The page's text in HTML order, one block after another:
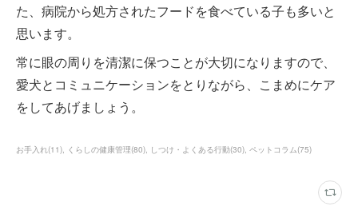
た、病院から処方されたフードを食べている子も多いと
思います。
常に眼の周りを清潔に保つことが大切になりますので、
愛犬とコミュニケーションをとりながら、こまめにケア
をしてあげましょう。
お手入れ (11) くらしの健康管理(80) しつけ・よくある行動(30) ペットコラム(75)